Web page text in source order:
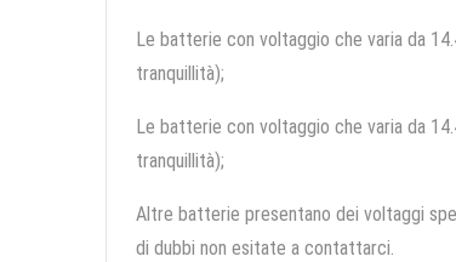
Le batterie con voltaggio che varia da
tranquillità);
Le batterie con voltaggio che varia da
tranquillità);
Altre batterie presentano dei voltaggi
di dubbi non esitate a contattarci.